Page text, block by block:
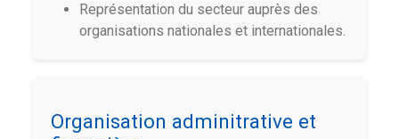
Représentation du secteur auprès des
organisations nationales et internationales.
Organisation adminitrative et